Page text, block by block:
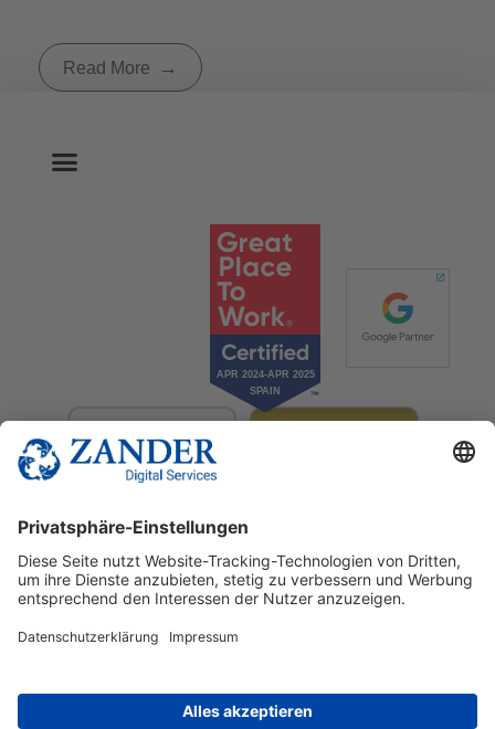
Read More
© 2025 Zander Digital Services Deutschland GmbH